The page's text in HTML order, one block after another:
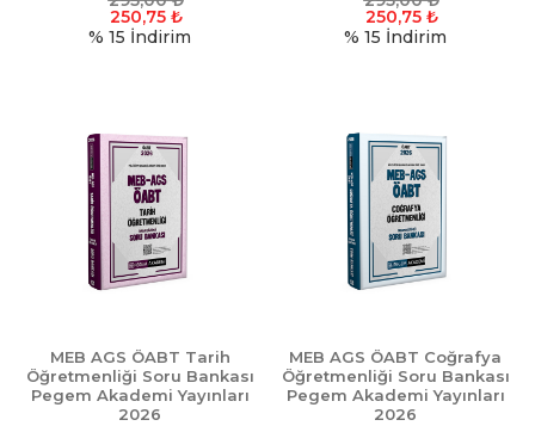
250,75₺
% 15 İndirim
250,75₺
% 15 İndirim
MEB AGS ÖABT Tarih
Öğretmenliği Soru Bankası
Pegem Akademi Yayınları
2026
MEB AGS ÖABT Coğrafya
Öğretmenliği Soru Bankası
Pegem Akademi Yayınları
2026